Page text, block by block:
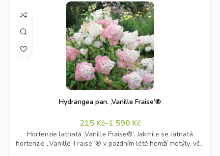
Hydrangea pan. ‚Vanille Fraise’®
215 Kč–1 590 Kč
Hortenzie latnatá ‚Vanille Fraise®‘. Jakmile se latnatá
hortenzie „Vanille-Fraise“® v pozdním létě hemží motýly, vč...